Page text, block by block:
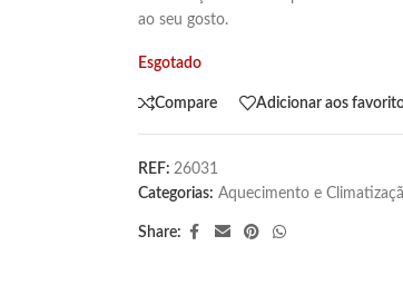
ao seu gosto.
Esgotado
Compare Adicionar aos
REF: 26031
Categorias: Aquecimento e
Share: